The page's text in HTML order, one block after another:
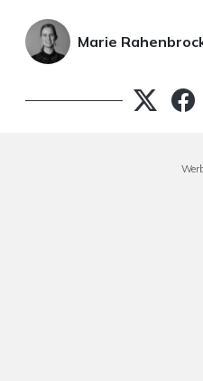
Marie